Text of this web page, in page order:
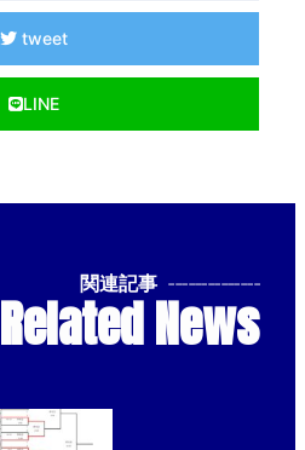
tweet
LINE
関連記事 --------------
Related News